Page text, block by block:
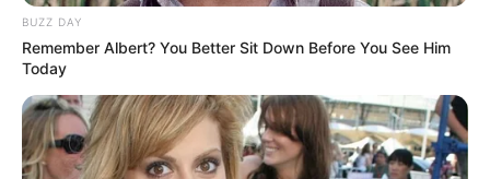
BUZZ DAY
Remember Albert? You Better Sit Down Before You See Him
Today